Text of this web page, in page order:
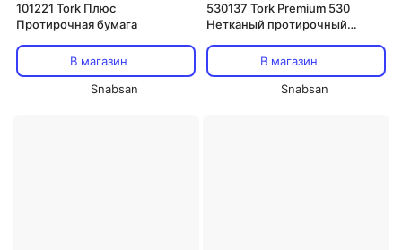
101221 Tork Плюс
Протирочная бумага
В магазин
Snabsan
530137 Tork Premium 530
Нетканый протирочный
прочностиВ магазин
Snabsan